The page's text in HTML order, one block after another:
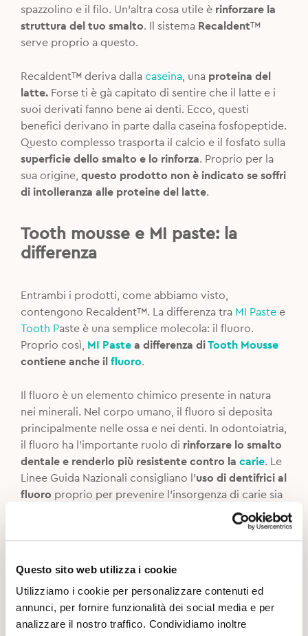
Questo sito web utilizza i cookie
Utilizziamo i cookie per personalizzare contenuti ed
annunci, per fornire funzionalità dei social media e per
analizzare il nostro traffico. Condividiamo inoltre
spazzolino e il filo. Un’altra cosa utile è rinforzare la
struttura del tuo smalto. Il sistema Recaldent™
serve proprio a questo.
Recaldent™ deriva dalla caseina, una proteina del
latte. Forse ti è gà capitato di sentire che il latte e i
suoi derivati fanno bene ai denti. Ecco, questi
benefici derivano in parte dalla caseina fosfopeptide.
Questo complesso trasporta il calcio e il fosfato sulla
superficie dello smalto e lo rinforza. Proprio per la
sua origine, questo prodotto non è indicato se soffri
di intolleranza alle proteine del latte.
Tooth mousse e MI paste: la
differenza
Entrambi i prodotti, come abbiamo visto,
contengono Recaldent™. La differenza tra MI Paste e
Tooth Paste è una semplice molecola: il fluoro.
Proprio così, MI Paste a differenza diTooth Mousse
contiene anche il fluoro.
Il fluoro è un elemento chimico presente in natura
nei minerali. Nel corpo umano, il fluoro si deposita
principalmente nelle ossa e nei denti. In odontoiatria,
il fluoro ha l’importante ruolo di rinforzare lo smalto
dentale e renderlo più resistente contro la carie. Le
Linee Guida Nazionali consigliano l’uso di dentifrici al
fluoro proprio per prevenire l’insorgenza di carie sia
Mousse
dell’azione remineralizzante del fluoro.